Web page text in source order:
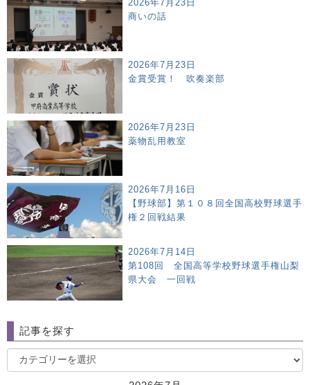
2026年7月23日
商いの話
2026年7月23日
金賞受賞！ 吹奏楽部
2026年7月23日
薬物乱用教室
2026年7月16日
【野球部】第１０８回全国高校野球選手
権２回戦結果
2026年7月14日
第108回 全国高等学校野球選手権山梨
県大会 一回戦
記事を探す